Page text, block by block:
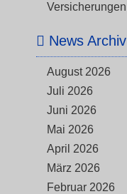
Versicherungen
News Archiv
August 2026
Juli 2026
Juni 2026
Mai 2026
April 2026
März 2026
Februar 2026